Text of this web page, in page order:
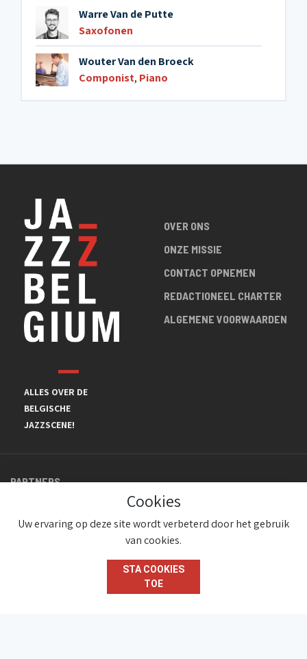
Warre Van de Putte
Saxofonen
Wouter Van den Broeck
Componist, Piano
ALLES OVER DE
BELGISCHE
JAZZSCENE!
OVER ONS
ONZE MISSIE
CONTACT OPNEMEN
REDACTIONEEL CHARTER
ALGEMENE VOORWAARDEN
PARTNERS
© JazzInBelgium 2026 ( Version 1.1.2)
Cookies
Uw ervaring op deze site wordt verbeterd door het gebruik
van cookies.
STA COOKIES
TOE